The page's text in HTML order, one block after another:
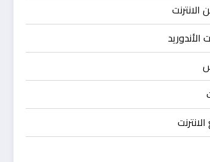
الانترنت
الأندوريد